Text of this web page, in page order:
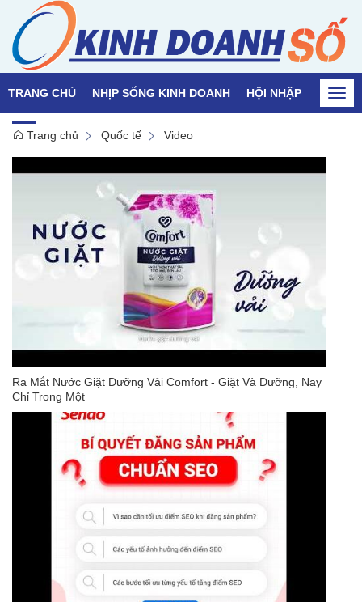
TRANG CHỦ NHỊP SỐNG KINH DOANH HỘI NHẬP QUỐC
Trang chủ Quốc tế Video
Ra Mắt Nước Giặt Dưỡng Vải Comfort - Giặt Và Dưỡng, Nay
Chỉ Trong Một